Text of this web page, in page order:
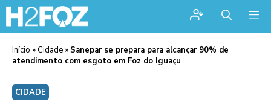
Início » Cidade » Sanepar se prepara para alcançar 90% de
atendimento com esgoto em Foz do Iguaçu
CIDADE